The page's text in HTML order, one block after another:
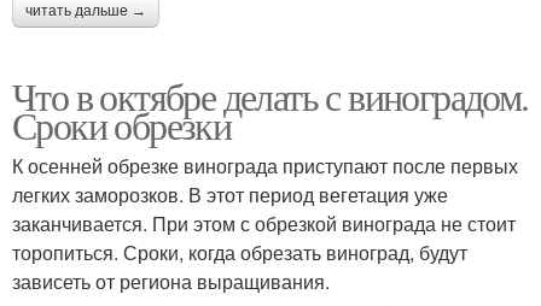
читать дальше →
Что в октябре делать с виноградом.
Сроки обрезки
К осенней обрезке винограда приступают после первых
легких заморозков. В этот период вегетация уже
заканчивается. При этом с обрезкой винограда не стоит
торопиться. Сроки, когда обрезать виноград, будут
зависеть от региона выращивания.